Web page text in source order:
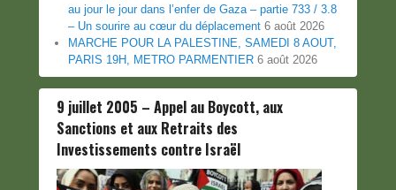
au jour le jour dans l’enfer de Gaza – partie 733 / 3.8
– Un sourire au cœur du déplacement 6 août 2026
MARCHE POUR LA PALESTINE, SAMEDI 8 AOUT,
PARIS 19H, METRO PARMENTIER 6 août 2026
9 juillet 2005 – Appel au Boycott, aux
Sanctions et aux Retraits des
Investissements contre Israël